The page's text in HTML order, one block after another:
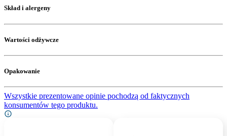
Skład i alergeny
Wartości odżywcze
Opakowanie
Wszystkie prezentowane opinie pochodzą od faktycznych
konsumentów tego produktu.